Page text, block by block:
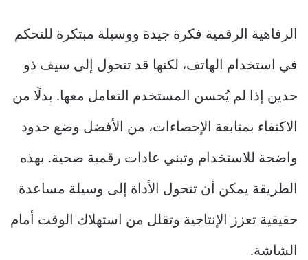
الرفاهية الرقمية فكرة جيدة ووسيلة مبتكرة للتحكم
في استخدام الهاتف، لكنها قد تتحول إلى سيف ذو
حدين إذا لم يُحسن المستخدم التعامل معها. بدلًا من
الاكتفاء بمتابعة الإحصاءات، من الأفضل وضع حدود
واضحة للاستخدام وتبني عادات رقمية صحية. بهذه
الطريقة يمكن أن تتحول الأداة إلى وسيلة مساعدة
حقيقية تعزز الإنتاجية وتقلل من استهلاك الوقت أمام
الشاشة.